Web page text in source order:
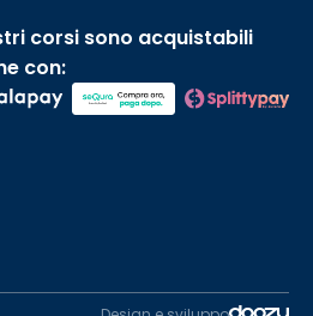
corsi sono acquistabili
con: